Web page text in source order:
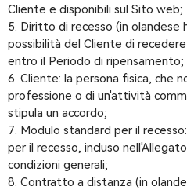
Cliente e disponibili sul Sito web;
Diritto di recesso (in olandese
possibilità del Cliente di
entro il Periodo di ripensamento;
Cliente: la persona fisica, che
professione o di un'attività
stipula un accordo;
Modulo standard per il
per il recesso, incluso
condizioni generali;
Contratto a distanza (in